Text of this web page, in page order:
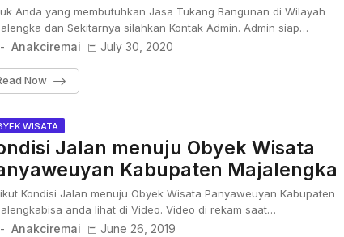
Anda yang membutuhkan Jasa Tukang Bangunan di Wilayah
dan Sekitarnya silahkan Kontak Admin. Admin siap…
Anakciremai July 30, 2020
Now
WISATA
Jalan menuju Obyek Wisata
Kabupaten Majalengka
Kondisi Jalan menuju Obyek Wisata Panyaweuyan Kabupaten
anda lihat di Video. Video di rekam saat…
Anakciremai June 26, 2019